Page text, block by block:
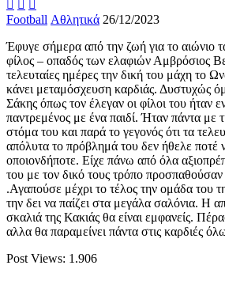
  
Football Αθλητικά 26/12/2023
Έφυγε σήμερα από την ζωή για το αιώνιο
φίλος – οπαδός των ελαφιών Αμβρόσιος
τελευταίες ημέρες την δική του μάχη το
κάνει μεταμόσχευση καρδιάς. Δυστυχώς
Σάκης όπως τον έλεγαν οι φίλοι του ήταν
παντρεμένος με ένα παιδί. Ήταν πάντα με
στόμα του και παρά το γεγονός ότι τα
απόλυτα το πρόβλημά του δεν ήθελε ποτέ
οποιονδήποτε. Είχε πάνω από όλα
του με τον δικό τους τρόπο προσπαθούσαν
.Αγαπούσε μέχρι το τέλος την ομάδα του
την δει να παίζει στα μεγάλα σαλόνια. Η
σκαλιά της Κακιάς θα είναι εμφανείς.
αλλα θα παραμείνει πάντα στις καρδιές
Post Views: 1.906